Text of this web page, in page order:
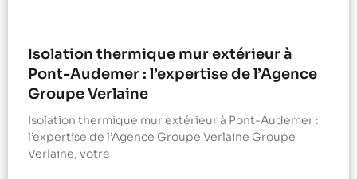
Isolation thermique mur extérieur à
Pont-Audemer : l’expertise de l’Agence
Groupe Verlaine
Isolation thermique mur extérieur à Pont-Audemer :
l’expertise de l’Agence Groupe Verlaine Groupe
Verlaine, votre